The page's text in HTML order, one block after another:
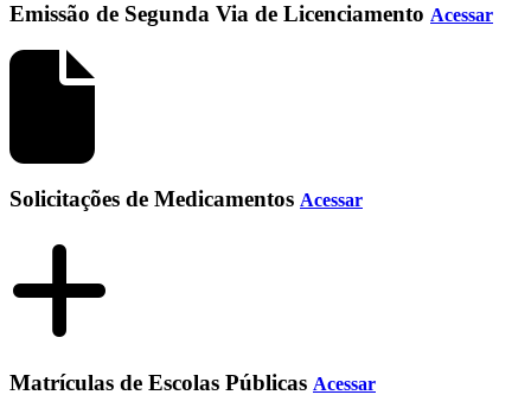
Emissão de Segunda Via de Licenciamento Acessar
Solicitações de Medicamentos Acessar
Matrículas de Escolas Públicas Acessar